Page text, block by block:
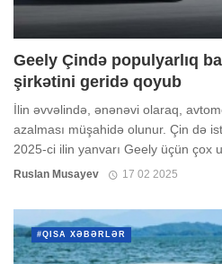
Geely Çində populyarlıq
şirkətini geridə qoyub
İlin əvvəlində, ənənəvi olaraq,
azalması müşahidə olunur. Çin də
2025-ci ilin yanvarı Geely üçün çox
Ruslan Musayev 17 02 2025
#QISA XƏBƏRLƏR